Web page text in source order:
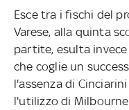
Esce tra i fischi del
Varese, alla quinta
partite, esulta
che coglie un
l'assenza di
l'utilizzo di